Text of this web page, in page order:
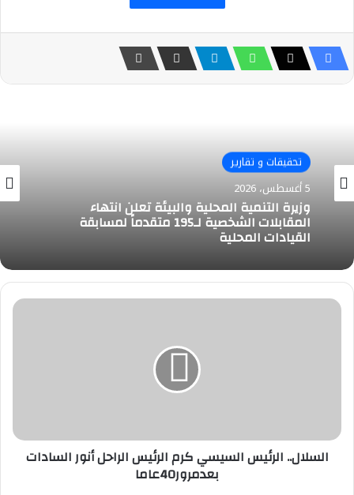
تحقيقات و تقارير
5 أغسطس، 2026
وزيرة التنمية المحلية والبيئة تعلن انتهاء
تحقيقات و تقارير
4 أغسطس، 2026
د. سويلم يفتتح “متحف الري” بالعاصمة الجديدة
بحضور وزراء النقل والتنمية المحلية والبيئة
والأوقاف والرئيس التنفيذي لهيئة المتحف
السلال..
بعدمرور40عاما
السلال.. الرئيس السيسي كرم الرئيس الراحل أنور السادات
بعدمرور40عاما